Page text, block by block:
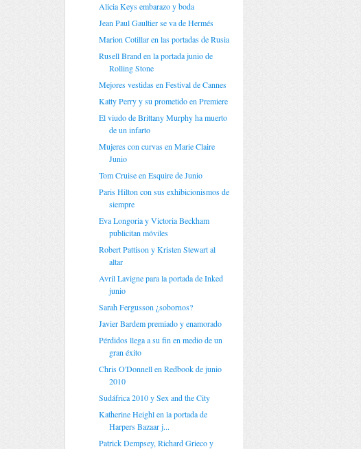
Alicia Keys embarazo y boda
Jean Paul Gaultier se va de Hermés
Marion Cotillar en las portadas de Rusia
Rusell Brand en la portada junio de
Rolling Stone
Mejores vestidas en Festival de Cannes
Katty Perry y su prometido en Premiere
El viudo de Brittany Murphy ha muerto
de un infarto
Mujeres con curvas en Marie Claire
Junio
Tom Cruise en Esquire de Junio
Paris Hilton con sus exhibicionismos de
siempre
Eva Longoria y Victoria Beckham
publicitan móviles
Robert Pattison y Kristen Stewart al
altar
Avril Lavigne para la portada de Inked
junio
Sarah Fergusson ¿sobornos?
Javier Bardem premiado y enamorado
Pérdidos llega a su fin en medio de un
gran éxito
Chris O'Donnell en Redbook de junio
2010
Sudáfrica 2010 y Sex and the City
Katherine Heighl en la portada de
Harpers Bazaar j...
Patrick Dempsey, Richard Grieco y